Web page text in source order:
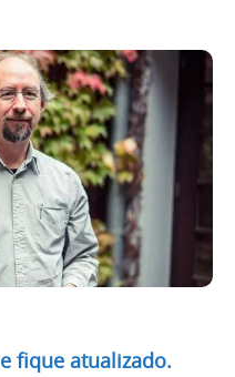
fique atualizado.